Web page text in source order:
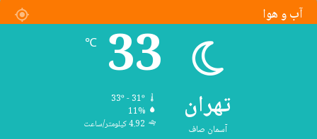
آب و هوا
تهران
آسمان صاف
33
℃
33º - 31º
11%
4.92 کیلومتر/ساعت